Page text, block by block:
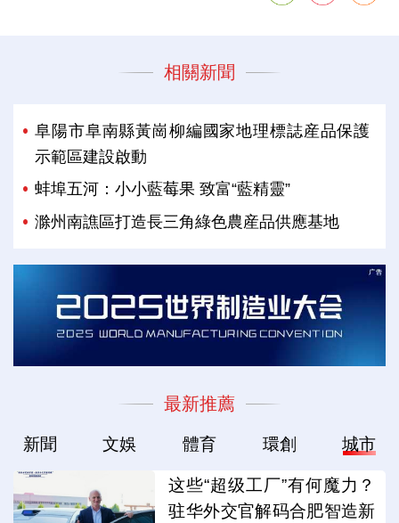
相關新聞
阜陽市阜南縣黃崗柳編國家地理標誌産品保護
示範區建設啟動
蚌埠五河：小小藍莓果 致富“藍精靈”
滁州南譙區打造長三角綠色農産品供應基地
最新推薦
新聞 文娛 體育 環創 城市
这些“超级工厂”有何魔力？
驻华外交官解码合肥智造新